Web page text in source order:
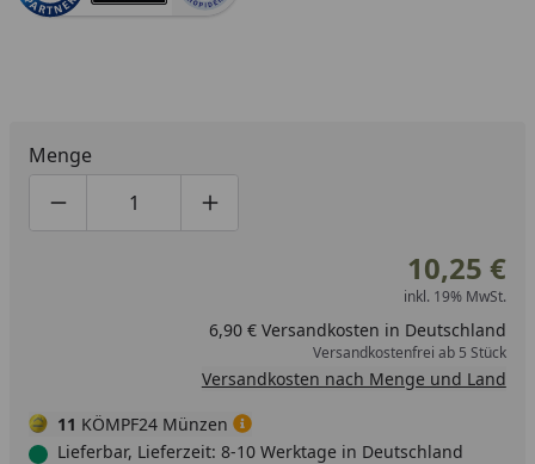
Menge
Produktmenge um eins verringern
Produktmenge manuell eingeben
Produktmenge um eins erhöhen
10,25 €
inkl. 19% MwSt.
6,90 € Versandkosten in Deutschland
Versandkostenfrei ab 5 Stück
Versandkosten nach Menge und Land
11 KÖMPF24 Münzen
Lieferbar, Lieferzeit: 8-10 Werktage in Deutschland